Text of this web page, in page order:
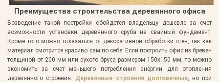
Преимущества строительства деревянного офиса
Возведение такой постройки обойдется владельцу дешевле за счет
возможности установки деревянного сруба на свайный фундамент.
Кроме того можно отказаться от декоративной обработки стен, так как
материал смотрится красиво сам по себе. Если построить офис из бревен
толщиной от 200 мм или сухого бруса размером 150х150 мм, то можно
экономить за счет меньшего потребления энергии для отопления
деревянного строения. Деревянные строения долговечные, но при